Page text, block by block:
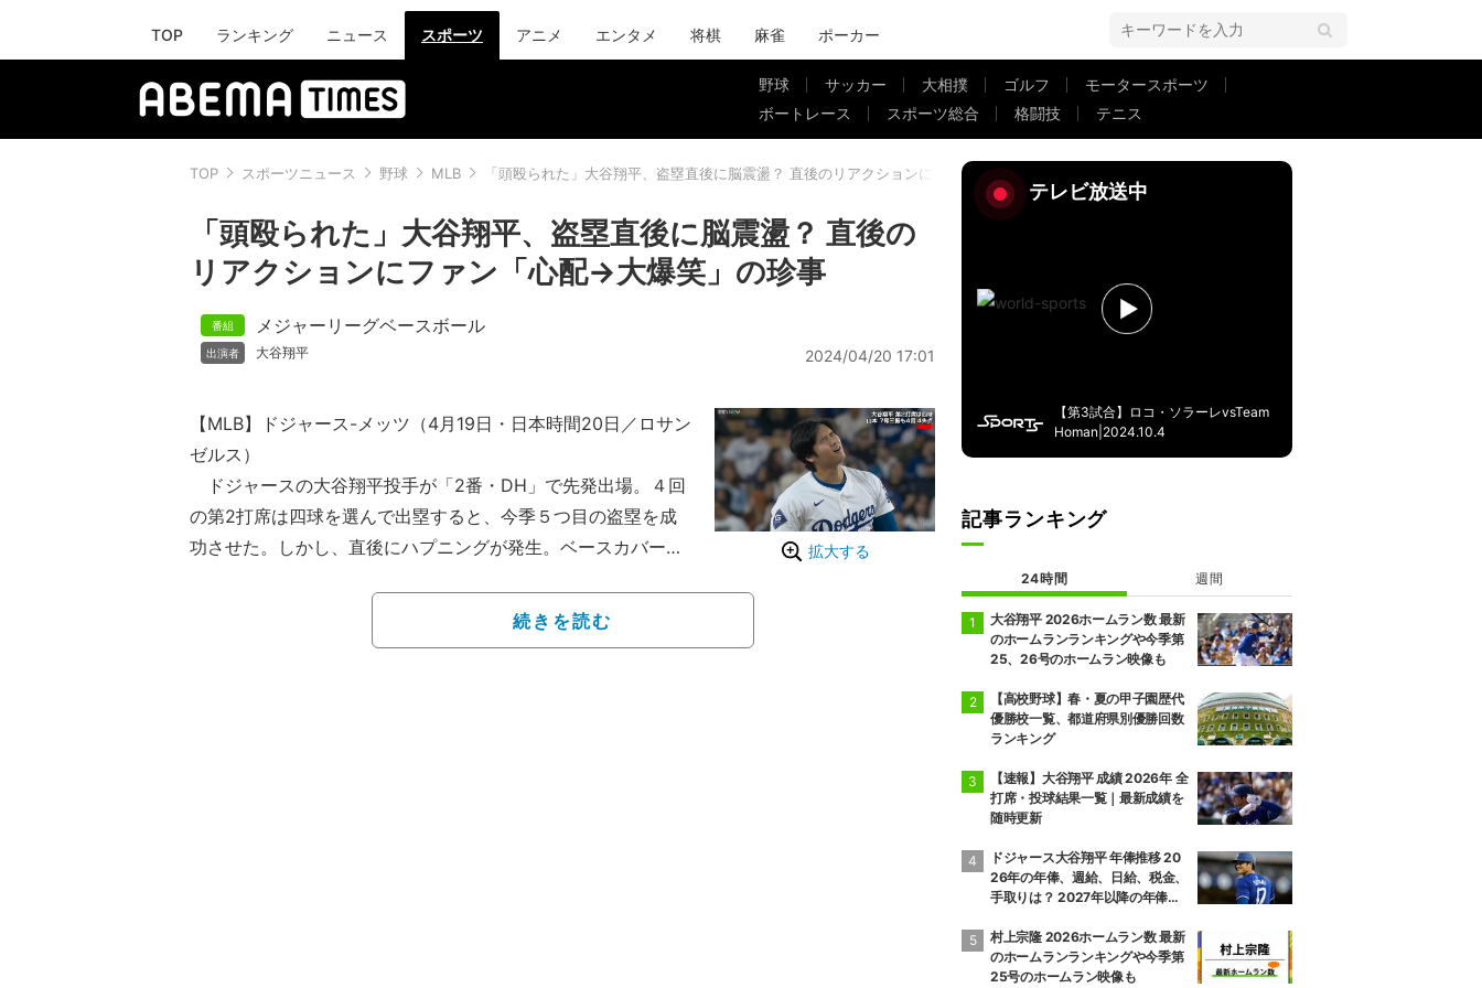
TOP ランキング ニュース スポーツ アニメ エンタメ 将棋 麻雀 ポーカー
野球 サッカー 大相撲 ゴルフ
モータースポーツ
ボートレース
スポーツ総合 格闘技 テニス
TOP スポーツニュース 野球 MLB 「頭殴られた」大谷翔平、盗塁直後に脳震盪？ 直後のリアクションにファン「心配→大爆笑」の珍事
「頭殴られた」大谷翔平、盗塁直後に脳震盪？ 直後の
リアクションにファン「心配→大爆笑」の珍事
メジャーリーグベースボール
大谷翔平 2024/04/20 17:01
拡大する
【MLB】ドジャース-メッツ（4月19日・日本時間20日／ロサン
ゼルス）
ドジャースの大谷翔平投手が「2番・DH」で先発出場。４回
の第2打席は四球を選んで出塁すると、今季５つ目の盗塁を成
功させた。しかし、直後にハプニングが発生。ベースカバーに
頭を振る仕草を見せると「頭殴られた」「頭叩くな」など心配
の声が寄せられたが、大谷のリアクションで爆笑に変わる珍事
続きを読む
テレビ放送中
【第3試合】ロコ・ソラーレvsTeam
Homan|2024.10.4
記事ランキング
24時間 週間
大谷翔平 2026ホームラン数 最新
のホームランランキングや今季第
25、26号のホームラン映像も
【高校野球】春・夏の甲子園歴代
優勝校一覧、都道府県別優勝回数
ランキング
【速報】大谷翔平 成績 2026年 全
打席・投球結果一覧｜最新成績を
随時更新
ドジャース大谷翔平 年俸推移 20
26年の年俸、週給、日給、税金、
手取りは？ 2027年以降の年俸推
村上宗隆 2026ホームラン数 最新
のホームランランキングや今季第
25号のホームラン映像も